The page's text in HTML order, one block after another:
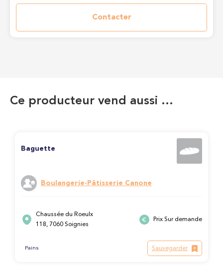
Contacter
Ce producteur vend aussi …
Baguette
Boulangerie-Pâtisserie Canone
Chaussée du Roeulx
118, 7060 Soignies
Prix Sur demande
Pains Sauvegarder